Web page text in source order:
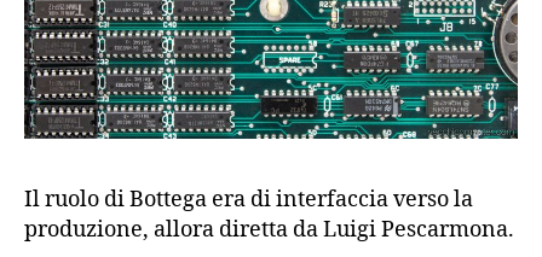
Il ruolo di Bottega era di interfaccia verso la
produzione, allora diretta da Luigi Pescarmona.